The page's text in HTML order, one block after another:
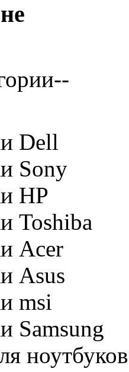
Dell
Sony
HP
Toshiba
Acer
Asus
msi
Samsung
ноутбуков